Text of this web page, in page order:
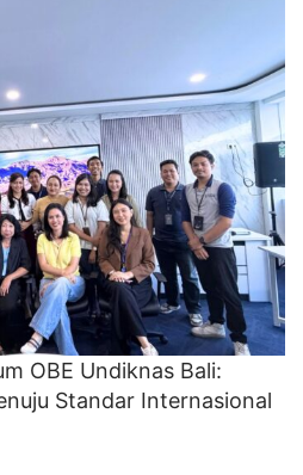
OBE Undiknas Bali:
Standar Internasional